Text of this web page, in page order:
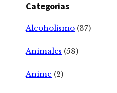
Categorias
Alcoholismo (37)
Animales (58)
Anime (2)